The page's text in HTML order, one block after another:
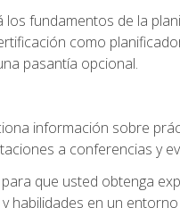
fundamentos de la
como
pasantía opcional.
información sobre
a conferencias y
que usted obtenga
habilidades en un